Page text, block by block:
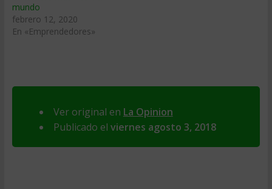
mundo
febrero 12, 2020
En «Emprendedores»
Ver original en La Opinion
Publicado el viernes agosto 3, 2018